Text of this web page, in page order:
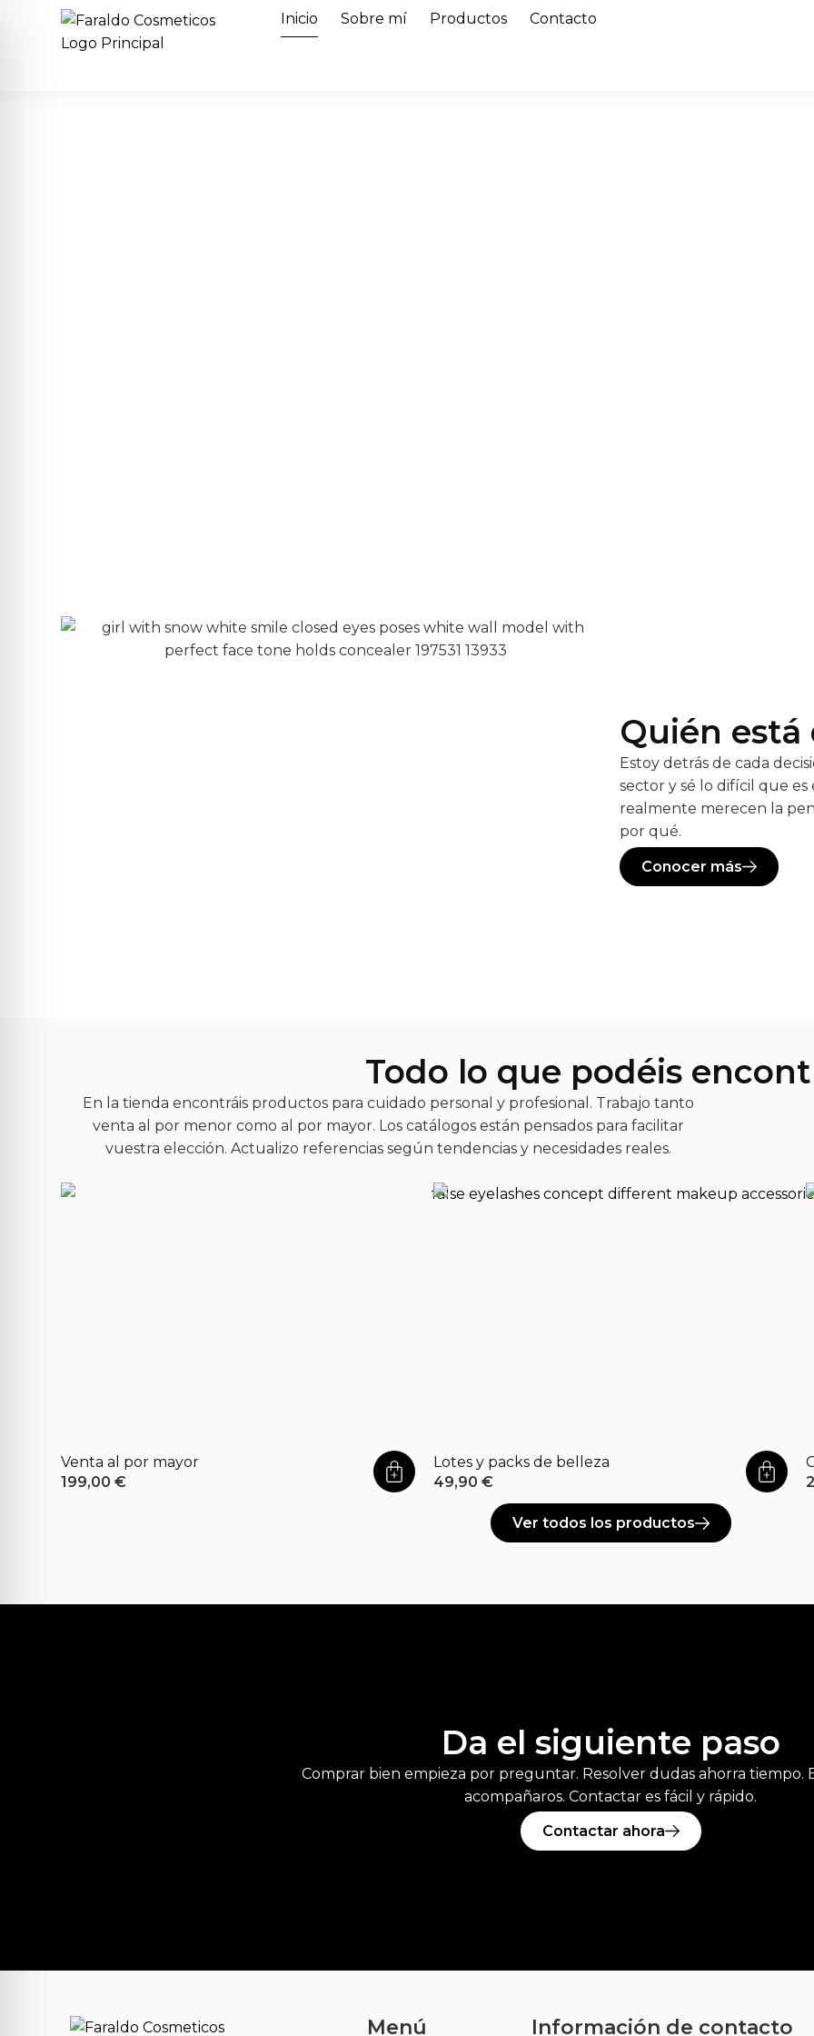
Inicio Sobre mí Productos Contacto
Quién está
Estoy detrás de cada
sector y sé lo difícil que
realmente merecen la
por qué.
Conocer más
Todo lo que podéis
En la tienda encontráis productos para cuidado personal y profesional. Trabajo tanto
venta al por menor como al por mayor. Los catálogos están pensados para facilitar
vuestra elección. Actualizo referencias según tendencias y necesidades reales.
Venta al por mayor
199,00€
Lotes y packs de belleza
49,90€
Ver todos los productos
Da el siguiente paso
Comprar bien empieza por preguntar. Resolver dudas ahorra tiempo.
acompañaros. Contactar es fácil y rápido.
Contactar ahora
Menú Información de contacto